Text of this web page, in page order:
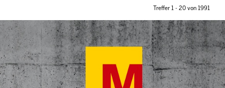
Treffer 1 - 20 von 1991